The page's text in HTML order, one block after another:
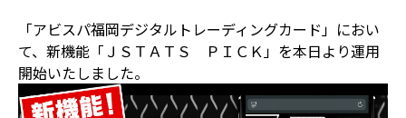
「アビスパ福岡デジタルトレーディングカード」におい
て、新機能「ＪＳＴＡＴＳ ＰＩＣＫ」を本日より運用
開始いたしました。